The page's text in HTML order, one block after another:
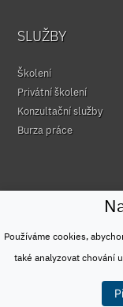
Používáme cookies,
také analyzovat chování
SLUŽBY
Školení
Privátní školení
Konzultační služby
Burza práce
© HUMUSOFT 1991 -